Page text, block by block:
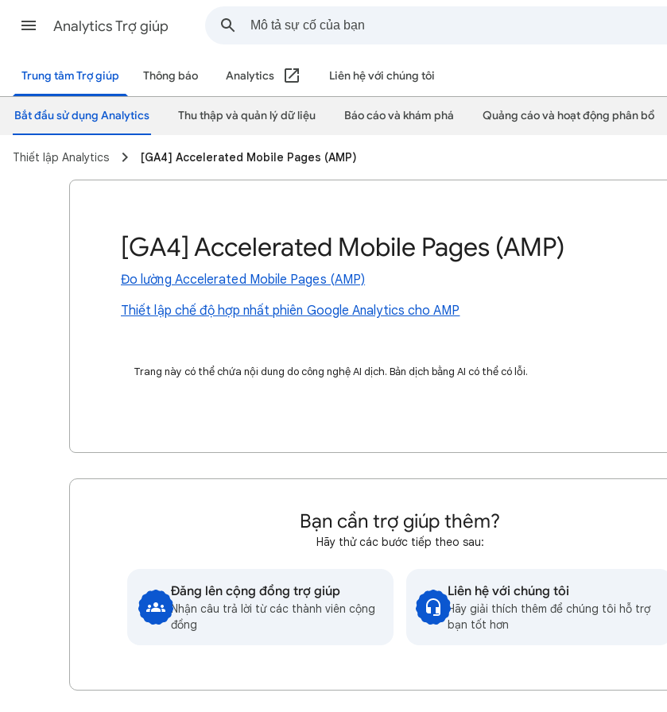
Analytics Trợ giúp
Trung tâm Trợ giúp Thông báo Analytics Liên hệ với chúng tôi
Bắt đầu sử dụng Analytics Thu thập và quản lý dữ liệu Báo cáo và khám phá Quảng cáo và hoạt động phân bổ
Thiết lập Analytics [GA4] Accelerated Mobile Pages (AMP)
[GA4] Accelerated Mobile Pages (AMP)
Đo lường Accelerated Mobile Pages (AMP)
Thiết lập chế độ hợp nhất phiên Google Analytics cho AMP
Trang này có thể chứa nội dung do công nghệ AI dịch. Bản dịch bằng AI có thể có lỗi.
Bạn cần trợ giúp thêm?
Hãy thử các bước tiếp theo sau:
Đăng lên cộng đồng trợ giúp
Nhận câu trả lời từ các thành viên cộng
đồng
Liên hệ với chúng tôi
Hãy giải thích thêm để chúng tôi hỗ trợ
bạn tốt hơn